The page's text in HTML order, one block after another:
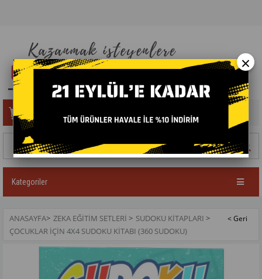
Kategoriler
ANASAYFA> ZEKA EĞITIM SETLERI > SUDOKU KITAPLARI >
ÇOCUKLAR İÇIN 4X4 SUDOKU KITABI (360 SUDOKU)
×